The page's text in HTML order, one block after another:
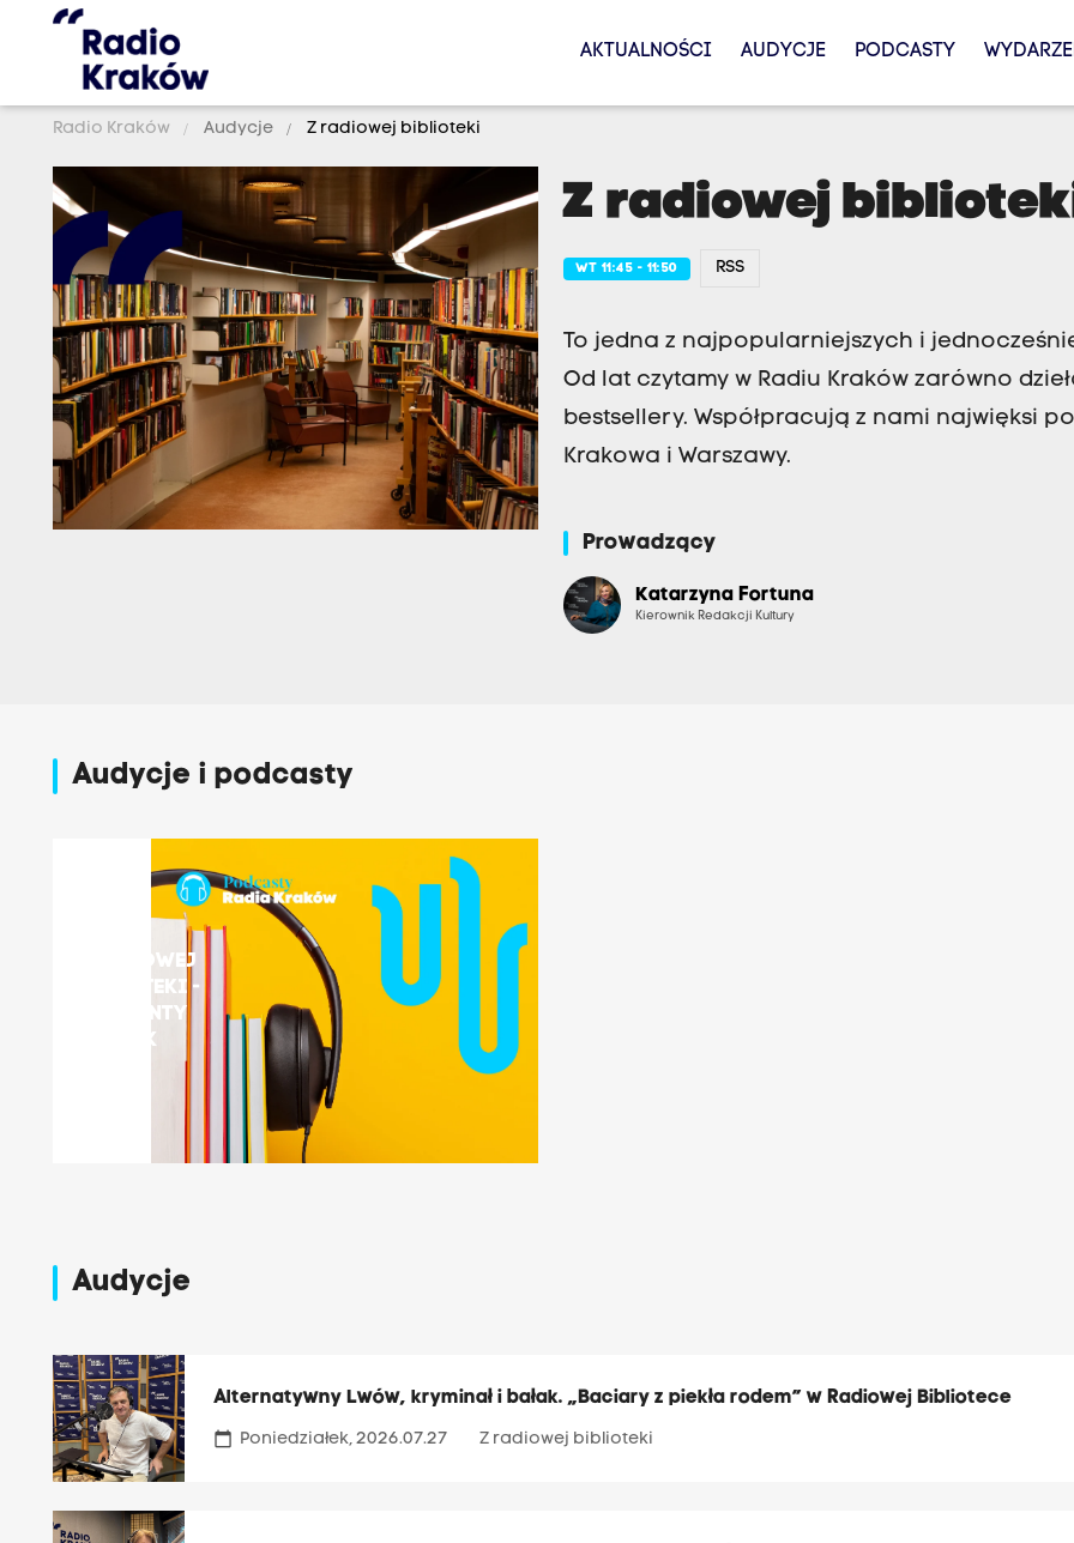
AKTUALNOŚCI AUDYCJE PODCASTY
Radio Kraków Audycje Z radiowej biblioteki
Z radiowej
WT 11:45 - 11:50 RSS
To jedna z najpopularniejszych i
Od lat czytamy w Radiu Kraków zarówno
bestsellery. Współpracują z nami najwięksi
Krakowa i Warszawy.
Prowadzący
Katarzyna Fortuna
Kierownik Redakcji Kultury
Audycje i podcasty
Z radiowej
biblioteki -
fragmenty
książek
Audycje
Alternatywny Lwów, kryminał i bałak. „Baciary z piekła rodem” w Radiowej Bibliotece
calendar_today Poniedziałek, 2026.07.27 Z radiowej biblioteki